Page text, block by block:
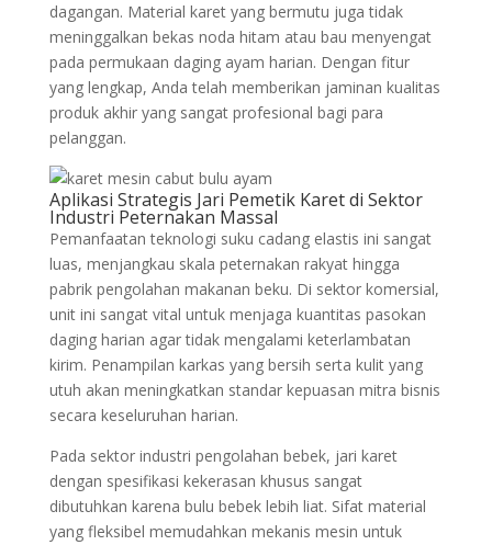
dagangan. Material karet yang bermutu juga tidak
meninggalkan bekas noda hitam atau bau menyengat
pada permukaan daging ayam harian. Dengan fitur
yang lengkap, Anda telah memberikan jaminan kualitas
produk akhir yang sangat profesional bagi para
pelanggan.
Aplikasi Strategis Jari Pemetik Karet di Sektor
Industri Peternakan Massal
Pemanfaatan teknologi suku cadang elastis ini sangat
luas, menjangkau skala peternakan rakyat hingga
pabrik pengolahan makanan beku. Di sektor komersial,
unit ini sangat vital untuk menjaga kuantitas pasokan
daging harian agar tidak mengalami keterlambatan
kirim. Penampilan karkas yang bersih serta kulit yang
utuh akan meningkatkan standar kepuasan mitra bisnis
secara keseluruhan harian.
Pada sektor industri pengolahan bebek, jari karet
dengan spesifikasi kekerasan khusus sangat
dibutuhkan karena bulu bebek lebih liat. Sifat material
yang fleksibel memudahkan mekanis mesin untuk